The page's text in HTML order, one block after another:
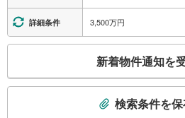
詳細条件 3,500万円
検
新着物件通知を
検索条件を